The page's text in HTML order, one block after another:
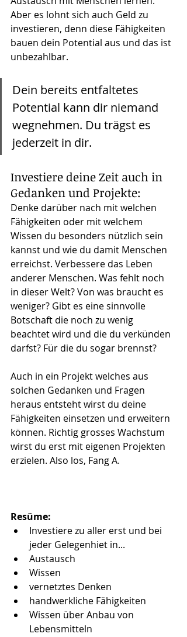
Aber es lohnt sich auch Geld zu
investieren, denn diese Fähigkeiten
bauen dein Potential aus und das ist
unbezahlbar.
Dein bereits entfaltetes
Potential kann dir niemand
wegnehmen. Du trägst es
jederzeit in dir.
Investiere deine Zeit auch in
Gedanken und Projekte:
Denke darüber nach mit welchen
Fähigkeiten oder mit welchem
Wissen du besonders nützlich sein
kannst und wie du damit Menschen
erreichst. Verbessere das Leben
anderer Menschen. Was fehlt noch
in dieser Welt? Von was braucht es
weniger? Gibt es eine sinnvolle
Botschaft die noch zu wenig
beachtet wird und die du verkünden
darfst? Für die du sogar brennst?
Auch in ein Projekt welches aus
solchen Gedanken und Fragen
heraus entsteht wirst du deine
Fähigkeiten einsetzen und erweitern
können. Richtig grosses Wachstum
wirst du erst mit eigenen Projekten
erzielen. Also los, Fang A.
Resüme:
Investiere zu aller erst und bei
jeder Gelegenhiet in...
Austausch
Wissen
vernetztes Denken
handwerkliche Fähigkeiten
Wissen über Anbau von
Lebensmitteln